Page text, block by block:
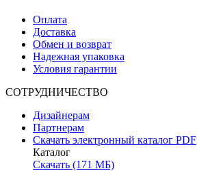
Оплата
Доставка
Обмен и возврат
Надежная упаковка
Условия гарантии
СОТРУДНИЧЕСТВО
Дизайнерам
Партнерам
Скачать электронный каталог PDF
Каталог
Скачать (171 МБ)